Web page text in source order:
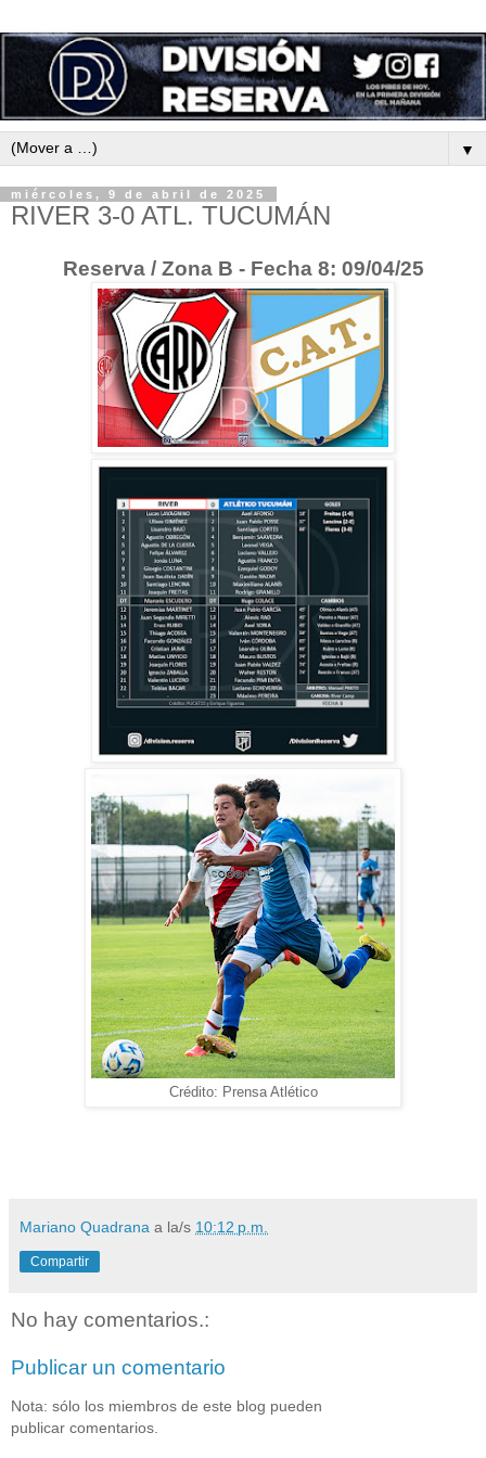
▼
miércoles, 9 de abril de 2025
RIVER 3-0 ATL. TUCUMÁN
Reserva / Zona B - Fecha 8: 09/04/25
Crédito: Prensa Atlético
Mariano Quadrana a la/s 10:12 p.m.
Compartir
No hay comentarios.:
Publicar un comentario
Nota: sólo los miembros de este blog pueden
publicar comentarios.